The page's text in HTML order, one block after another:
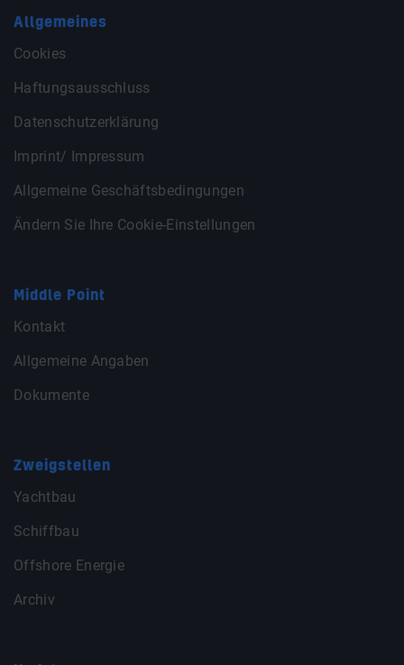
Allgemeines
Cookies
Haftungsausschluss
Datenschutzerklärung
Imprint/ Impressum
Allgemeine Geschäftsbedingungen
Ändern Sie Ihre Cookie-Einstellungen
Middle Point
Kontakt
Allgemeine Angaben
Dokumente
Zweigstellen
Yachtbau
Schiffbau
Offshore Energie
Archiv